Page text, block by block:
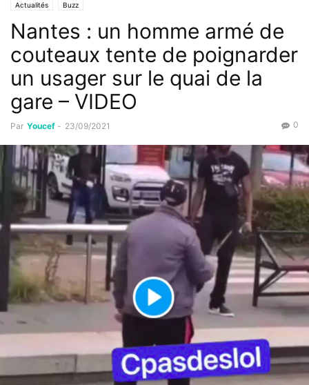
Actualités Buzz
Nantes : un homme armé de
couteaux tente de poignarder
un usager sur le quai de la
gare – VIDEO
Par Youcef - 23/09/2021 0